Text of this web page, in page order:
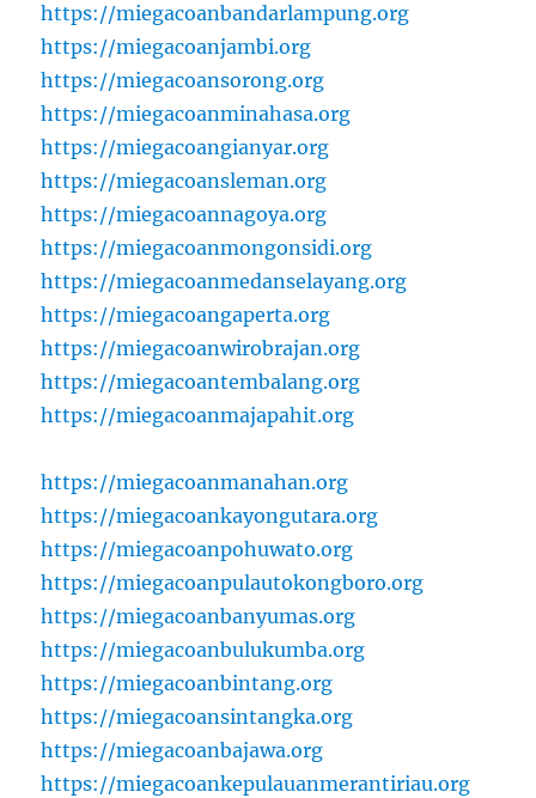
https://miegacoanbandarlampung.org
https://miegacoanjambi.org
https://miegacoansorong.org
https://miegacoanminahasa.org
https://miegacoangianyar.org
https://miegacoansleman.org
https://miegacoannagoya.org
https://miegacoanmongonsidi.org
https://miegacoanmedanselayang.org
https://miegacoangaperta.org
https://miegacoanwirobrajan.org
https://miegacoantembalang.org
https://miegacoanmajapahit.org
https://miegacoanmanahan.org
https://miegacoankayongutara.org
https://miegacoanpohuwato.org
https://miegacoanpulautokongboro.org
https://miegacoanbanyumas.org
https://miegacoanbulukumba.org
https://miegacoanbintang.org
https://miegacoansintangka.org
https://miegacoanbajawa.org
https://miegacoankepulauanmerantiriau.org